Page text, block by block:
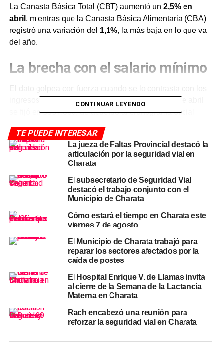
La Canasta Básica Total (CBT) aumentó un 2,5% en
abril , mientras que la Canasta Básica Alimentaria (CBA)
registró una variación del 1,1%, la más baja en lo que va
del año.
La brecha con el salario mínimo
ingresos reales. El Salario Mínimo, Vital y Móvil de abril
se fijó en $357.800, de acuerdo al cronograma oficial
de pobrezacuadruplica el piso salarial legal del país
un trabajador que cobra el mínimo necesitaría más de
cuatro sueldos para que su familia no sea pobre.
Para elChaco , dondeel salario mínimo perdió casi el
40% de su poder adquisitivo desde 2023 y la provincia
figura entre las de mayor caída del empleo formal
brecha tiene consecuencias concretas en la vida
cotidiana de miles de familias del interior.
Qué mide cada canasta
La CBA cubre exclusivamente las necesidades
alimentarias de un hogar. La CBT agrega sobre esa base
los gastos en vestimenta, transporte, salud, educación y
otros servicios esenciales. Si los ingresos de una familia
no alcanzan la CBA, el INDEC la clasifica como
CONTINUAR LEYENDO
TE PUEDE INTERESAR
La jueza de Faltas Provincial destacó la
articulación por la seguridad vial en
Charata
El subsecretario de Seguridad Vial
destacó el trabajo conjunto con el
Municipio de Charata
Cómo estará el tiempo en Charata este
viernes 7 de agosto
El Municipio de Charata trabajó para
reparar los sectores afectados por la
caída de postes
El Hospital Enrique V. de Llamas invita
al cierre de la Semana de la Lactancia
Materna en Charata
Rach encabezó una reunión para
reforzar la seguridad vial en Charata